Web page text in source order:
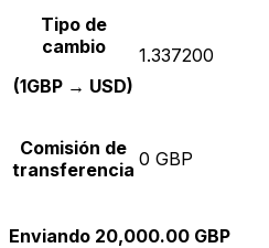
Tipo de
cambio
(1GBP → USD)
1.337200
Comisión de
transferencia 0 GBP
Enviando 20,000.00 GBP